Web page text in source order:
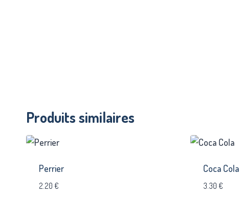
Produits similaires
Perrier
2.20 €
Coca Cola
3.30 €